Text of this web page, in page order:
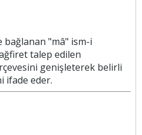
bağlanan "mâ" ism-i
talep edilen
genişleterek belirli
ifade eder.